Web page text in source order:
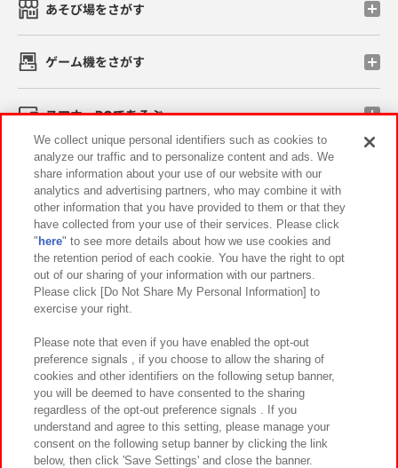
あそび場をさがす
ゲーム機をさがす
スマホ・PCであそぶ
イベント・キャンペーン
関連会社 サステナビリティ サイトポリシー
プライバシーポリシー ウェブアクセシビリティ方針と検証結果
お取引先さまとともに
カスタマーハラスメント対応方針 よくあるご質問・お問い合わせ
We collect unique personal identifiers such as cookies to
analyze our traffic and to personalize content and ads. We
share information about your use of our website with our
analytics and advertising partners, who may combine it with
other information that you have provided to them or that they
have collected from your use of their services. Please click
" here" to see more details about how we use cookies and
the retention period of each cookie. You have the right to opt
out of our sharing of your information with our partners.
Please click [Do Not Share My Personal Information] to
exercise your right.
Please note that even if you have enabled the opt-out
preference signals , if you choose to allow the sharing of
cookies and other identifiers on the following setup banner,
you will be deemed to have consented to the sharing
regardless of the opt-out preference signals . If you
understand and agree to this setting, please manage your
consent on the following setup banner by clicking the link
below, then click 'Save Settings' and close the banner.